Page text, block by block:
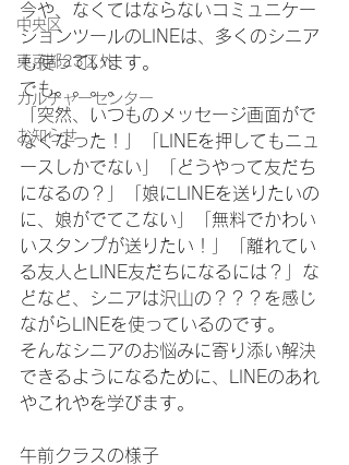
中央区
東京都23区外
カルチャーセンター
お知らせ
今や、なくてはならないコミュニケー
ションツールのLINEは、多くのシニア
も使っています。
でも。。。。
「突然、いつものメッセージ画面がで
なくなった！」「LINEを押してもニュ
ースしかでない」「どうやって友だち
になるの？」「娘にLINEを送りたいの
に、娘がでてこない」「無料でかわい
いスタンプが送りたい！」「離れてい
る友人とLINE友だちになるには？」な
どなど、シニアは沢山の？？？を感じ
ながらLINEを使っているのです。
そんなシニアのお悩みに寄り添い解決
できるようになるために、LINEのあれ
やこれやを学びます。
午前クラスの様子